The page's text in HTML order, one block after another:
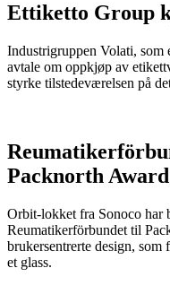
Ettiketto Group
Industrigruppen Volati, som
avtale om oppkjøp av
styrke tilstedeværelsen på
Packnorth Award
Orbit-lokket fra Sonoco har
Reumatikerförbundet til
brukersentrerte design, som
et glass.